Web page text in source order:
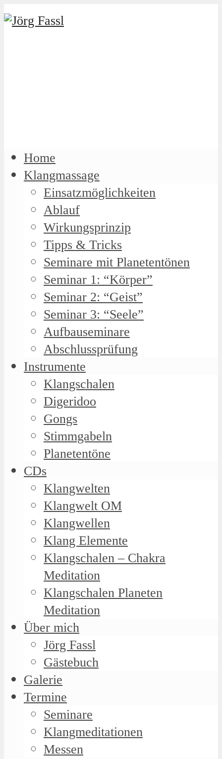
Home
Klangmassage
Einsatzmöglichkeiten
Ablauf
Wirkungsprinzip
Tipps & Tricks
Seminare mit Planetentönen
Seminar 1: “Körper”
Seminar 2: “Geist”
Seminar 3: “Seele”
Aufbauseminare
Abschlussprüfung
Instrumente
Klangschalen
Digeridoo
Gongs
Stimmgabeln
Planetentöne
CDs
Klangwelten
Klangwelt OM
Klangwellen
Klang Elemente
Klangschalen – Chakra
Meditation
Klangschalen Planeten
Meditation
Über mich
Jörg Fassl
Gästebuch
Galerie
Termine
Seminare
Klangmeditationen
Messen